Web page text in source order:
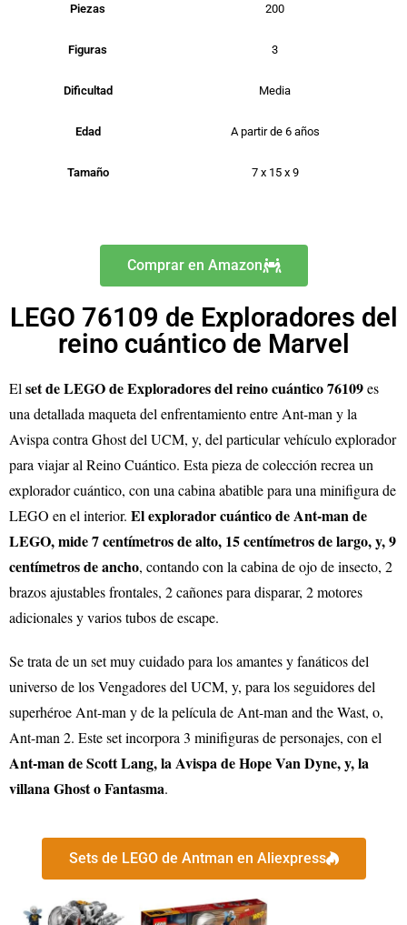
Piezas 200
Figuras 3
Dificultad Media
Edad A partir de 6 años
Tamaño 7 x 15 x 9
Comprar en Amazon
LEGO 76109 de Exploradores del
reino cuántico de Marvel
El set de LEGO de Exploradores del reino cuántico 76109es
una detallada maqueta del enfrentamiento entre Ant-man y la
Avispa contra Ghost del UCM, y, del particular vehículo explorador
para viajar al Reino Cuántico. Esta pieza de colección recrea un
explorador cuántico, con una cabina abatible para una minifigura de
LEGO en el interior. El explorador cuántico de Ant-man de
LEGO, mide 7 centímetros de alto, 15 centímetros de largo, y, 9
centímetros de ancho, contando con la cabina de ojo de insecto, 2
brazos ajustables frontales, 2 cañones para disparar, 2 motores
adicionales y varios tubos de escape.
Se trata de un set muy cuidado para los amantes y fanáticos del
universo de los Vengadores del UCM, y, para los seguidores del
superhéroe Ant-man y de la película de Ant-man and the Wast, o,
Ant-man 2. Este set incorpora 3 minifiguras de personajes, con el
Ant-man de Scott Lang, la Avispa de Hope Van Dyne, y, la
villana Ghost o Fantasma.
Sets de LEGO de Antman en Aliexpress